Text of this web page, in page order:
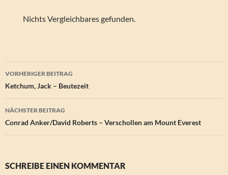
Nichts Vergleichbares gefunden.
Beitragsnavigation
VORHERIGER BEITRAG
Ketchum, Jack – Beutezeit
NÄCHSTER BEITRAG
Conrad Anker/David Roberts – Verschollen am Mount Everest
SCHREIBE EINEN KOMMENTAR